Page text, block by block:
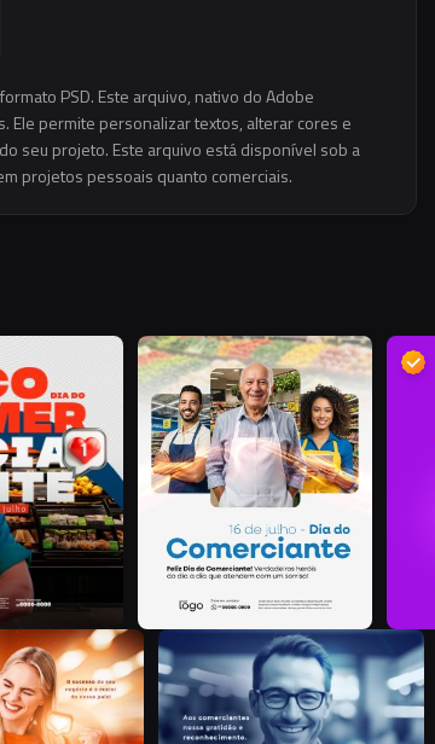
PSD. Este arquivo, nativo do Adobe
Ele permite personalizar textos, alterar cores e
seu projeto. Este arquivo está disponível sob a
projetos pessoais quanto comerciais.
D J
C D